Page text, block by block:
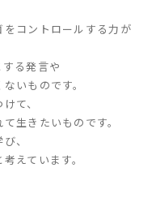
コントロールする力が
る発言や
いものです。
て、
生きたいものです。
、
えています。